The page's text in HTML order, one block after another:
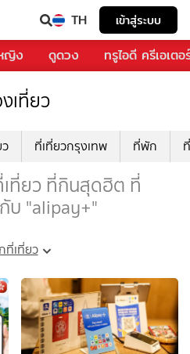
TH เข้าสู่ระบบ
ญิง ดูดวง ทรูไอดี ครีเอเตอ
เที่ยว
ที่เที่ยวกรุงเทพ ที่พัก
ที่ยว ที่กินสุดฮิต ที่
บ "alipay+"
ที่เที่ยว